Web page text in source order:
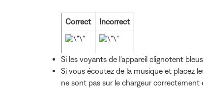
Correct Incorrect
Si les voyants de l'appareil clignotent
Si vous écoutez de la musique et placez
ne sont pas sur le chargeur correctement